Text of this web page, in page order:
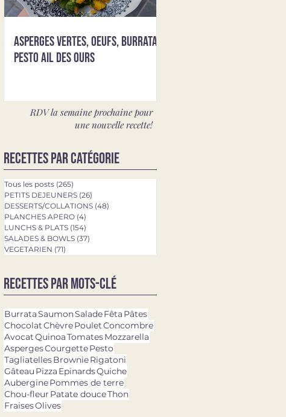
Asperges vertes, oeufs, burrata &
pesto ail des ours
RDV la semaine prochaine pour
une nouvelle recette!
Recettes par catégorie
Tous les posts (265)
PETITS DEJEUNERS (26)
DESSERTS/COLLATIONS (48)
PLANCHES APERO (4)
LUNCHS & PLATS (154)
SALADES & BOWLS (37)
VEGETARIEN (71)
Recettes par mots-clé
BurrataSaumonSaladeFêta Pâtes
ChocolatChèvrePouletConcombre
AvocatQuinoaTomatesMozzarella
AspergesCourgettePesto
TagliatellesBrownieRigatoni
Gâteau Pizza EpinardsQuiche
AuberginePommes de terre
Chou-fleur Patate douceThon
FraisesOlives